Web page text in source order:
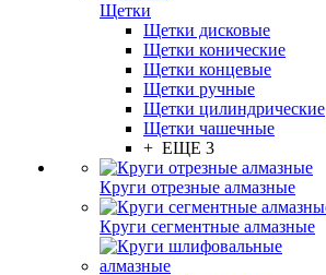
Щетки
Щетки дисковые
Щетки конические
Щетки концевые
Щетки ручные
Щетки цилиндрические
Щетки чашечные
+ ЕЩЕ 3
Круги отрезные алмазные
Круги сегментные алмазные